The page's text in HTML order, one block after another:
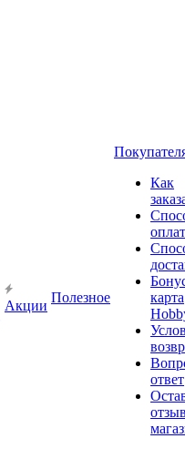
Акции
Полезное
Как
карта
ответ